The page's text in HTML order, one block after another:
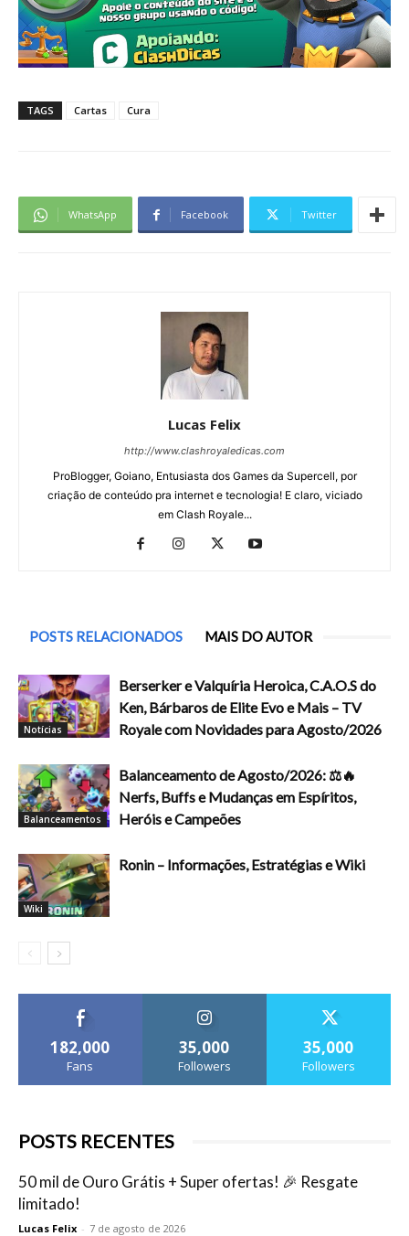
TAGS Cartas Cura
WhatsApp Facebook Twitter
Lucas Felix
http://www.clashroyaledicas.com
ProBlogger, Goiano, Entusiasta dos Games da Supercell, por
criação de conteúdo pra internet e tecnologia! E claro, viciado
em Clash Royale...
POSTS RELACIONADOS MAIS DO AUTOR
Notícias
Berserker e Valquíria Heroica, C.A.O.S do
Ken, Bárbaros de Elite Evo e Mais – TV
Royale com Novidades para Agosto/2026
Balanceamentos
Balanceamento de Agosto/2026: ⚖️🔥
Nerfs, Buffs e Mudanças em Espíritos,
Heróis e Campeões
Wiki
Ronin – Informações, Estratégias e Wiki
182,000
Fans
35,000
Followers
35,000
Followers
POSTS RECENTES
50 mil de Ouro Grátis + Super ofertas! 🎉 Resgate
limitado!
Lucas Felix - 7 de agosto de 2026